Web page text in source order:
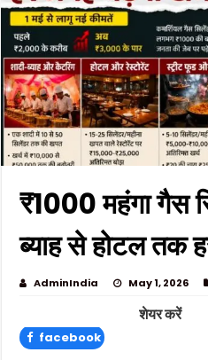
₹1000 महंगा गैस
ब्याह से होटल तक
AdminIndia May 1, 2026
शेयर करें
facebook